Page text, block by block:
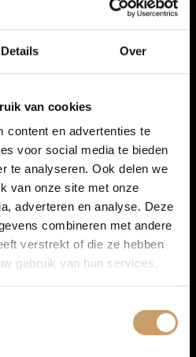
Details Over
van cookies
content en advertenties te
voor social media te bieden
te analyseren. Ook delen we
van onze site met onze
adverteren en analyse. Deze
combineren met andere
verstrekt of die ze hebben
gebruik van hun services.
Baaij